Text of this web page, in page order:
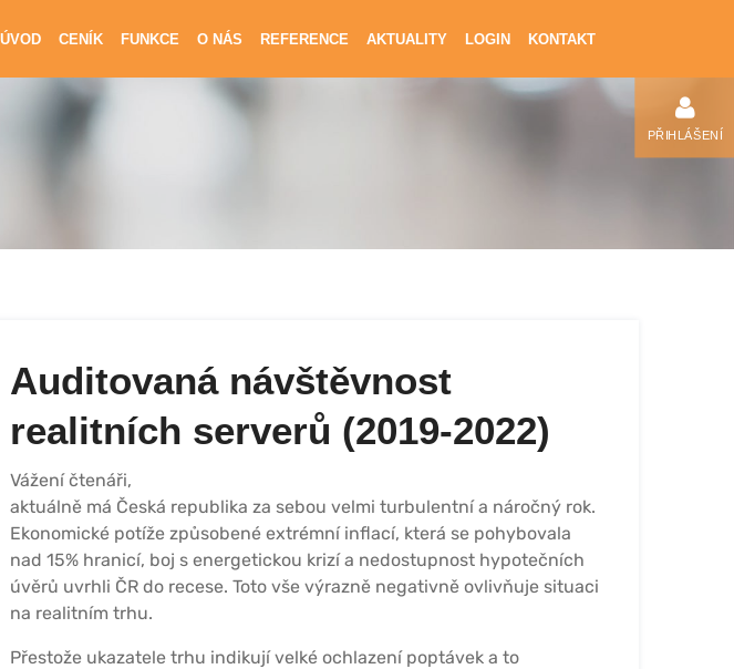
PŘIHLÁŠENÍ
ÚVOD CENÍK FUNKCE O NÁS REFERENCE AKTUALITY LOGIN KONTAKT
Auditovaná návštěvnost
realitních serverů (2019-2022)
Vážení čtenáři,
aktuálně má Česká republika za sebou velmi turbulentní a náročný rok.
Ekonomické potíže způsobené extrémní inflací, která se pohybovala
nad 15% hranicí, boj s energetickou krizí a nedostupnost hypotečních
úvěrů uvrhli ČR do recese. Toto vše výrazně negativně ovlivňuje situaci
na realitním trhu.
Přestože ukazatele trhu indikují velké ochlazení poptávek a to